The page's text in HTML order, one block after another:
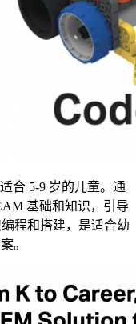
合 5-9 岁的儿童。通
基础和知识，引导
程和搭建，是适合幼
。